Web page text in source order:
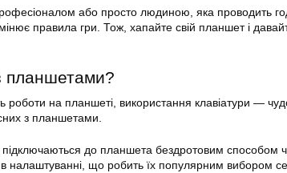
або просто людиною, яка проводить
правила гри. Тож, хапайте свій планшет і
планшетами?
роботи на планшеті, використання клавіатури —
з планшетами.
підключаються до планшета бездротовим способом
в налаштуванні, що робить їх популярним вибором